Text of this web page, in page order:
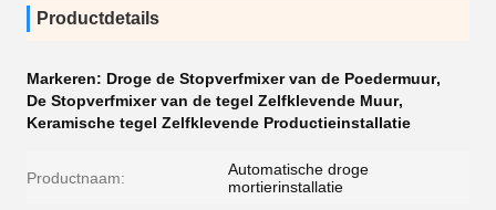
Productdetails
Markeren: Droge de Stopverfmixer van de Poedermuur,
De Stopverfmixer van de tegel Zelfklevende Muur,
Keramische tegel Zelfklevende Productieinstallatie
Productnaam:
Automatische droge
mortierinstallatie